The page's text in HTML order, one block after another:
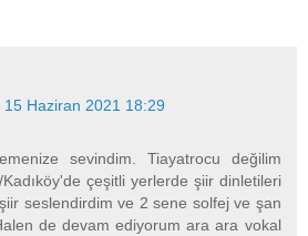
15 Haziran 2021 18:29
sevindim. Tiayatrocu değilim
çeşitli yerlerde şiir dinletileri
seslendirdim ve 2 sene solfej ve şan
de devam ediyorum ara ara vokal